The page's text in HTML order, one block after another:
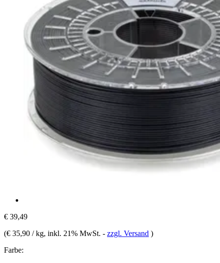
€ 39,49
(€ 35,90 / kg, inkl. 21% MwSt. - zzgl. Versand )
Farbe: